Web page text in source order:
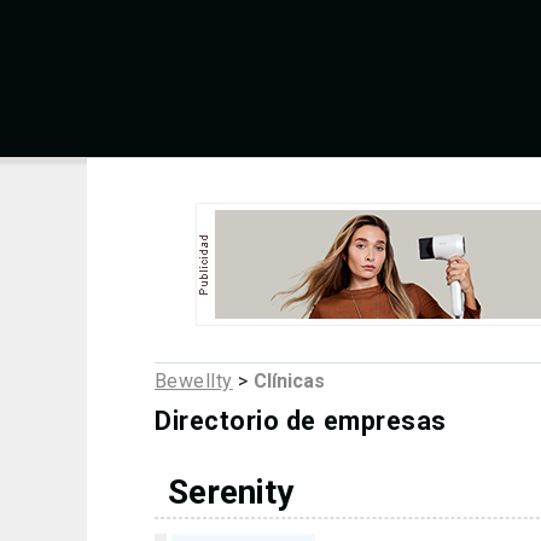
Bewellty > Clínicas
Directorio de empresas
Serenity